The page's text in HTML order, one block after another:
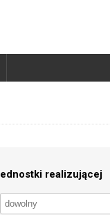
realizującej